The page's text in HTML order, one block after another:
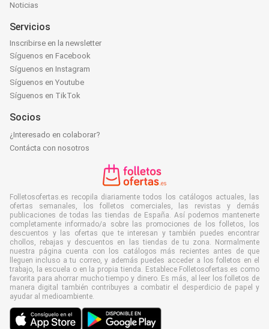
Noticias
Servicios
Inscribirse en la newsletter
Síguenos en Facebook
Síguenos en Instagram
Síguenos en Youtube
Síguenos en TikTok
Socios
¿Interesado en colaborar?
Contácta con nosotros
Folletosofertas.es recopila diariamente todos los catálogos actuales, las
ofertas semanales, los folletos comerciales, las revistas y demás
publicaciones de todas las tiendas de España. Así podemos mantenerte
completamente informado/a sobre las promociones de los folletos, los
descuentos y las ofertas que te interesan y también puedes encontrar
chollos, rebajas y descuentos en las tiendas de tu zona. Normalmente
nuestra página cuenta con los catálogos más recientes antes de que
lleguen incluso a tu correo, y además puedes acceder a los folletos en el
trabajo, la escuela o en la propia tienda. Establece Folletosofertas.es como
favorita para ahorrar mucho tiempo y dinero. Es más, al leer los folletos de
manera digital también contribuyes a combatir el desperdicio de papel y
ayudar al medioambiente.